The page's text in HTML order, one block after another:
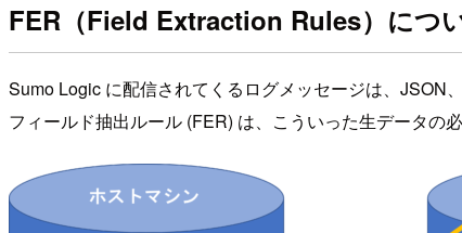
FER（Field Extraction Rules）につ
Sumo Logic に配信されてくるログメッセージは、JSON
フィールド抽出ルール (FER) は、こういった生データの